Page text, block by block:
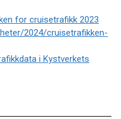
for cruisetrafikk 2023
2024/cruisetrafikken-
i Kystverkets